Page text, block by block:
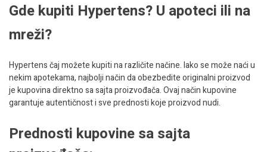
Gde kupiti Hypertens? U apoteci ili na
mreži?
Hypertens čaj možete kupiti na različite načine. Iako se može naći u
nekim apotekama, najbolji način da obezbedite originalni proizvod
je kupovina direktno sa sajta proizvođača. Ovaj način kupovine
garantuje autentičnost i sve prednosti koje proizvod nudi.
Prednosti kupovine sa sajta